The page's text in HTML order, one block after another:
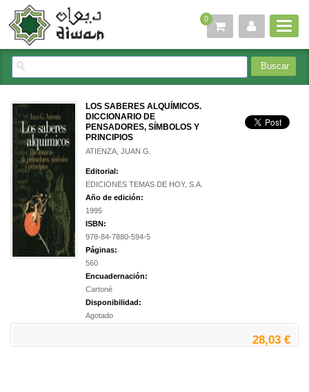
0
LOS SABERES ALQUÍMICOS.
DICCIONARIO DE
PENSADORES, SÍMBOLOS Y
PRINCIPIOS
ATIENZA, JUAN G.
Editorial:
EDICIONES TEMAS DE HOY, S.A.
Año de edición:
1995
ISBN:
978-84-7880-594-5
Páginas:
560
Encuadernación:
Cartoné
Disponibilidad:
Agotado
28,03 €